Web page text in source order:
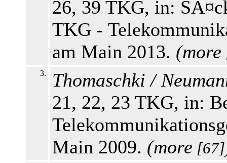
26, 39 TKG, in:
TKG -
am Main 2013. (more
3.
Thomaschki /
21, 22, 23 TKG, in:
Main 2009. (more [67]